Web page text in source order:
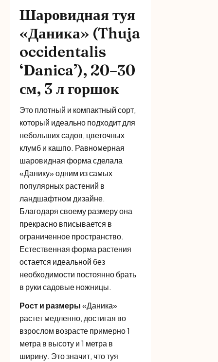
Шаровидная туя
«Даника» (Thuja
occidentalis
‘Danica’), 20–30
см, 3 л горшок
Это плотный и компактный сорт,
который идеально подходит для
небольших садов, цветочных
клумб и кашпо. Равномерная
шаровидная форма сделала
«Данику» одним из самых
популярных растений в
ландшафтном дизайне.
Благодаря своему размеру она
прекрасно вписывается в
ограниченное пространство.
Естественная форма растения
остается идеальной без
необходимости постоянно брать
в руки садовые ножницы.
Рост и размеры«Даника»
растет медленно, достигая во
взрослом возрасте примерно 1
метра в высоту и 1 метра в
ширину. Это значит, что туя